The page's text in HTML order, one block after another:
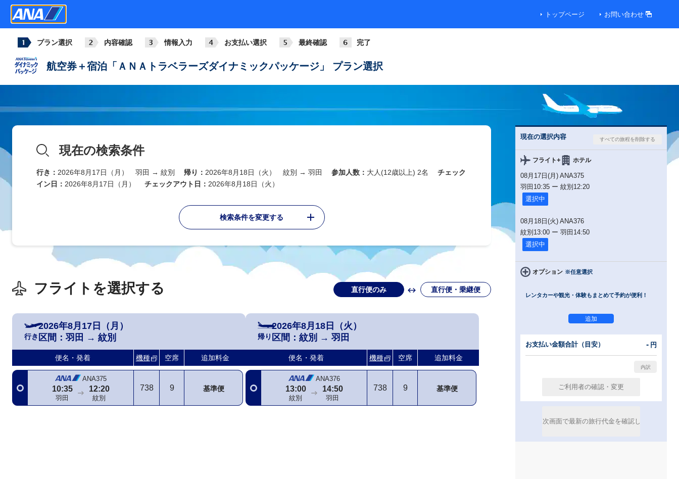
トップページ お問い合わせ
プラン選択 内容確認 情報入力 お支払い選択 最終確認 完了
航空券＋宿泊「ＡＮＡトラベラーズダイナミックパッケージ」 プラン選択
現在の検索条件
行き： 2026年8月17日（月） 羽田 → 紋別 帰り： 2026年8月18日（火） 紋別 → 羽田 参加人数： 大人(12歳以上) 2名
チェック
イン日： 2026年8月17日（月） チェックアウト日： 2026年8月18日（火）
検索条件を変更する
フライトを選択する 直行便のみ 直行便・乗継便
行き
2026年8月17日（月）
区間： 羽田 → 紋別
便名・発着 機種 空席 追加料金
ANA375
10:35
羽田
12:20
紋別
738 9 基準便
帰り
2026年8月18日（火）
区間： 紋別 → 羽田
便名・発着 機種 空席 追加料金
ANA376
13:00
紋別
14:50
羽田
738 9 基準便
現在の選択内容
フライト+ ホテル
08月17日(月) ANA375
羽田 10:35 ー 紋別 12:20
選択中
08月18日(火) ANA376
紋別 13:00 ー 羽田 14:50
選択中
オプション ※任意選択
レンタカーや観光・体験もまとめて予約が便利！
お支払い金額合計（目安） - 円